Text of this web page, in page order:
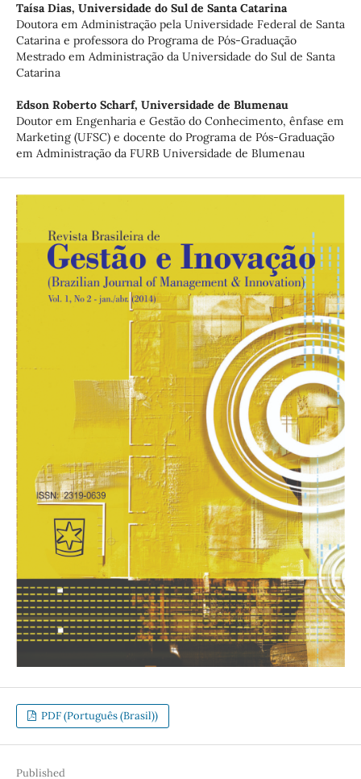
Taísa Dias, Universidade do Sul de Santa Catarina
Doutora em Administração pela Universidade Federal de Santa
Catarina e professora do Programa de Pós-Graduação
Mestrado em Administração da Universidade do Sul de Santa
Catarina
Edson Roberto Scharf, Universidade de Blumenau
Doutor em Engenharia e Gestão do Conhecimento, ênfase em
Marketing (UFSC) e docente do Programa de Pós-Graduação
em Administração da FURB Universidade de Blumenau
PDF (Português (Brasil))
Published